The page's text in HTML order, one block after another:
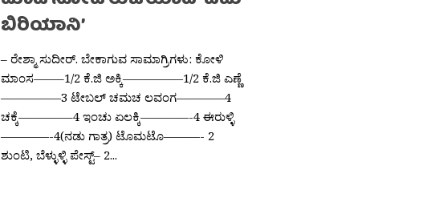
ಬಿರಿಯಾನಿ’
– ರೇಶ್ಮಾ ಸುದೀರ್. ಬೇಕಾಗುವ ಸಾಮಾಗ್ರಿಗಳು: ಕೋಳಿ
ಮಾಂಸ——–1/2 ಕೆ.ಜಿ ಅಕ್ಕಿ—————1/2 ಕೆ.ಜಿ ಎಣ್ಣೆ
—————3 ಟೇಬಲ್ ಚಮಚ ಲವಂಗ————4
ಚಕ್ಕೆ————–4 ಇಂಚು ಏಲಕ್ಕಿ————-4 ಈರುಳ್ಳಿ
————-4(ನಡು ಗಾತ್ರ) ಟೊಮಟೊ———- 2
ಶುಂಟಿ, ಬೆಳ್ಳುಳ್ಳಿ ಪೇಸ್ಟ್– 2...